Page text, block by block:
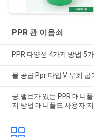
PPR 관 이음쇠
PPR 다양성 4가지 방법 5
물 공급 Ppr 타입 V 우회
공 밸브가 있는 PPR 매니
지 방법 매니폴드 사용자